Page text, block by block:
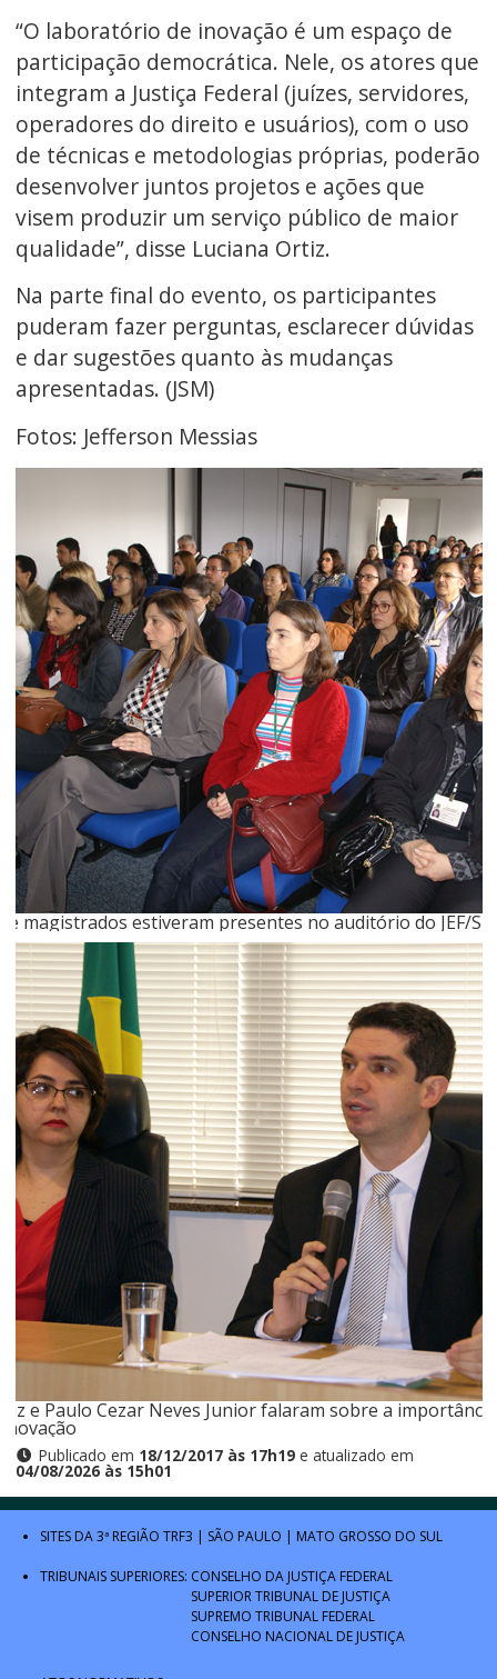
“O laboratório de inovação é um espaço de
participação democrática. Nele, os atores que
integram a Justiça Federal (juízes, servidores,
operadores do direito e usuários), com o uso
de técnicas e metodologias próprias, poderão
desenvolver juntos projetos e ações que
visem produzir um serviço público de maior
qualidade”, disse Luciana Ortiz.
Na parte final do evento, os participantes
puderam fazer perguntas, esclarecer dúvidas
e dar sugestões quanto às mudanças
apresentadas. (JSM)
Fotos: Jefferson Messias
e magistrados estiveram presentes no auditório do JEF/
e Paulo Cezar Neves Junior falaram sobre a
Publicado em 18/12/2017 às 17h19e atualizado em
04/08/2026 às 15h01
SITES DA 3ª REGIÃO TRF3 | SÃO PAULO | MATO GROSSO DO SUL
TRIBUNAIS SUPERIORES: CONSELHO DA JUSTIÇA FEDERAL
SUPERIOR TRIBUNAL DE JUSTIÇA
SUPREMO TRIBUNAL FEDERAL
CONSELHO NACIONAL DE JUSTIÇA